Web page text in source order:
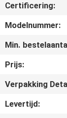
NEEM
CONTACT
Certificering:
Modelnummer:
Min.
Prijs:
Verpakking
Levertijd: